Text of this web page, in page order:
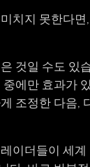
치지 못한다
것일 수도 있
에만 효과가
조정한 다음,
이더들이 세계